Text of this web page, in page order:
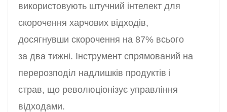
використовують штучний інтелект для
скорочення харчових відходів,
досягнувши скорочення на 87% всього
за два тижні. Інструмент спрямований на
перерозподіл надлишків продуктів і
страв, що революціонізує управління
відходами.